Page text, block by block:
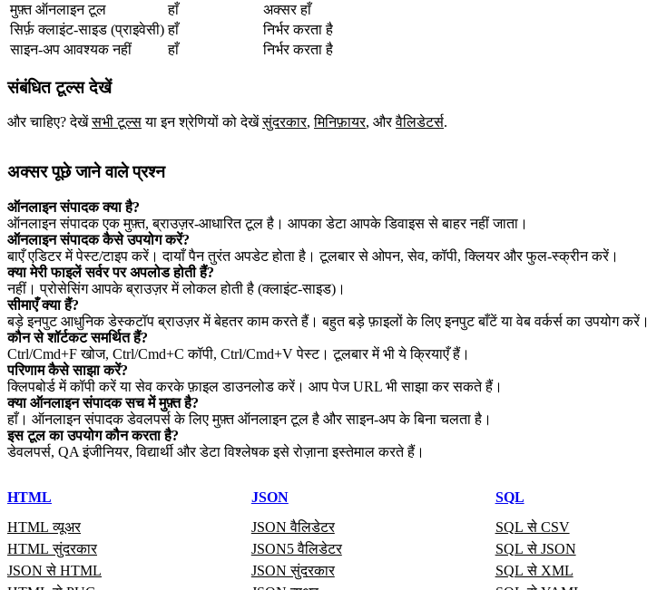
मुफ़्त ऑनलाइन टूल
हाँ
अक्सर हाँ
सिर्फ़ क्लाइंट‑साइड (प्राइवेसी) हाँ
निर्भर करता है
साइन‑अप आवश्यक नहीं
हाँ निर्भर करता है
संबंधित टूल्स देखें
और चाहिए? देखें सभी टूल्स या इन श्रेणियों को देखें सुंदरकार,मिनिफ़ायर, और वैलिडेटर्स.
अक्सर पूछे जाने वाले प्रश्न
ऑनलाइन संपादक क्या है?
ऑनलाइन संपादक एक मुफ़्त, ब्राउज़र‑आधारित टूल है। आपका डेटा आपके डिवाइस से बाहर नहीं जाता।
ऑनलाइन संपादक कैसे उपयोग करें?
बाएँ एडिटर में पेस्ट/टाइप करें। दायाँ पैन तुरंत अपडेट होता है। टूलबार से ओपन, सेव, कॉपी, क्लियर और फुल‑स्क्रीन करें।
क्या मेरी फाइलें सर्वर पर अपलोड होती हैं?
नहीं। प्रोसेसिंग आपके ब्राउज़र में लोकल होती है (क्लाइंट‑साइड)।
सीमाएँ क्या हैं?
बड़े इनपुट आधुनिक डेस्कटॉप ब्राउज़र में बेहतर काम करते हैं। बहुत बड़े फ़ाइलों के लिए इनपुट बाँटें या वेब वर्कर्स का उपयोग करें।
कौन से शॉर्टकट समर्थित हैं?
Ctrl/Cmd+F खोज, Ctrl/Cmd+C कॉपी, Ctrl/Cmd+V पेस्ट। टूलबार में भी ये क्रियाएँ हैं।
परिणाम कैसे साझा करें?
क्लिपबोर्ड में कॉपी करें या सेव करके फ़ाइल डाउनलोड करें। आप पेज URL भी साझा कर सकते हैं।
क्या ऑनलाइन संपादक सच में मुफ़्त है?
हाँ। ऑनलाइन संपादक डेवलपर्स के लिए मुफ़्त ऑनलाइन टूल है और साइन‑अप के बिना चलता है।
इस टूल का उपयोग कौन करता है?
डेवलपर्स, QA इंजीनियर, विद्यार्थी और डेटा विश्लेषक इसे रोज़ाना इस्तेमाल करते हैं।
HTML
HTML व्यूअर
HTML सुंदरकार
JSON से HTML
JSON
JSON वैलिडेटर
JSON5 वैलिडेटर
JSON सुंदरकार
SQL
SQL से CSV
SQL से JSON
SQL से XML